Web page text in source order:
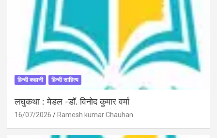
हिन्दी कहानी हिन्दी साहित्य
लघुकथा : मेडल -डॉ. विनोद कुमार वर्मा
16/07/2026 Ramesh kumar Chauhan